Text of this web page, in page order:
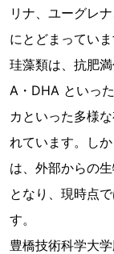
リナ、ユーグレ
にとどまっていま
珪藻類は、抗肥
A・DHA といっ
カといった多様
れています。し
は、外部からの
となり、現時点
す。
豊橋技術科学大